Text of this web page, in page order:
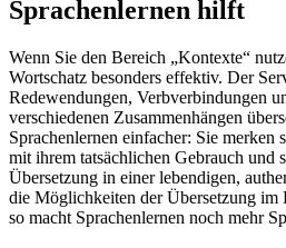
Sprachenlernen hilft
Wenn Sie den Bereich „Kontexte“
Wortschatz besonders effektiv. Der
Redewendungen, Verbverbindungen
verschiedenen Zusammenhängen
Sprachenlernen einfacher: Sie merken
mit ihrem tatsächlichen Gebrauch und
Übersetzung in einer lebendigen,
die Möglichkeiten der Übersetzung
so macht Sprachenlernen noch mehr